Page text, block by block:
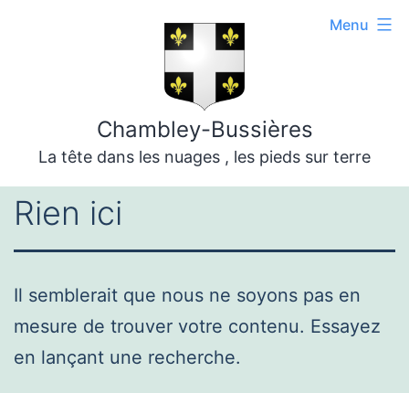
Chambley-Bussières
La tête dans les nuages , les pieds sur terre
Menu
Rien ici
Il semblerait que nous ne soyons pas en
mesure de trouver votre contenu. Essayez
en lançant une recherche.